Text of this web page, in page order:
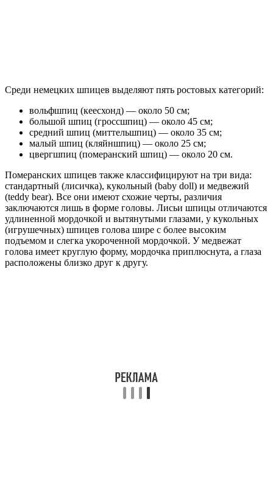
Среди немецких шпицев выделяют пять ростовых категорий:
вольфшпиц (кеесхонд) — около 50 см;
большой шпиц (гроссшпиц) — около 45 см;
средний шпиц (миттельшпиц) — около 35 см;
малый шпиц (кляйншпиц) — около 25 см;
цвергшпиц (померанский шпиц) — около 20 см.
Померанских шпицев также классифицируют на три вида:
стандартный (лисичка), кукольный (baby doll) и медвежий
(teddy bear). Все они имеют схожие черты, различия
заключаются лишь в форме головы. Лисьи шпицы отличаются
удлиненной мордочкой и вытянутыми глазами, у кукольных
(игрушечных) шпицев голова шире с более высоким
подъемом и слегка укороченной мордочкой. У медвежат
голова имеет круглую форму, мордочка приплюснута, а глаза
расположены близко друг к другу.